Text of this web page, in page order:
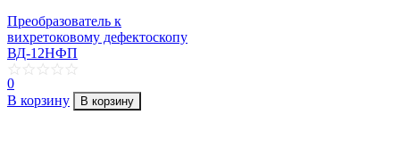
Преобразователь к
вихретоковому дефектоскопу
ВД-12НФП
0
В корзину
В корзину